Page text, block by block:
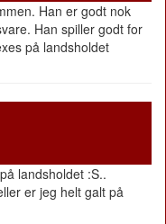
Han er godt nok
Han spiller godt for
på landsholdet
landsholdet :S..
er jeg helt galt på